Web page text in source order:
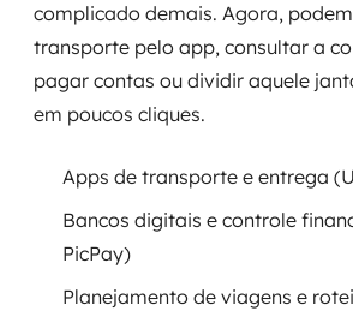
complicado demais. Agora,
transporte pelo app, consultar a
pagar contas ou dividir aquele
em poucos cliques.
Apps de transporte e entrega
Bancos digitais e controle
PicPay)
Planejamento de viagens e